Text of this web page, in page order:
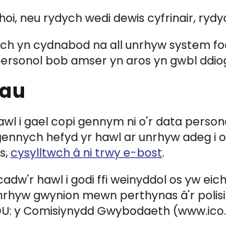
neu rydych wedi dewis cyfrinair,
yn cydnabod na all unrhyw system
bob amser yn aros yn gwbl
i gael copi gennym ni o'r data
hefyd yr hawl ar unrhyw adeg i
cysylltwch â ni trwy e-bost.
hawl i godi ffi weinyddol os yw
gwynion mewn perthynas â'r
y Comisiynydd Gwybodaeth